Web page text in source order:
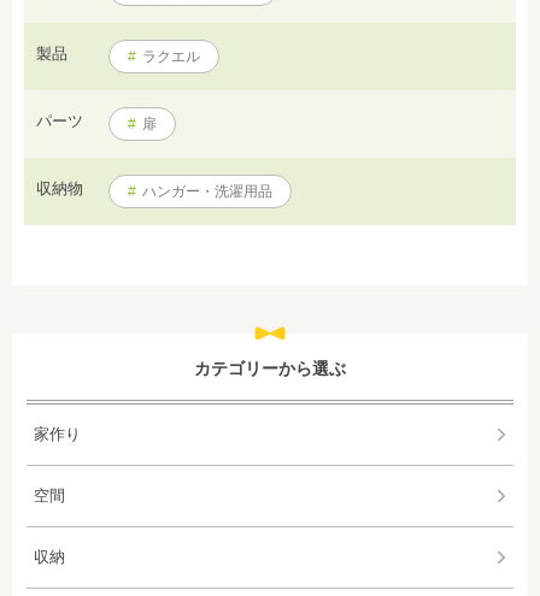
製品 # ラクエル
パーツ # 扉
収納物 # ハンガー・洗濯用品
カテゴリーから選ぶ
家作り
空間
収納